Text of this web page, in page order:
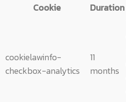
Cookie
Duration
cookielawinfo-
checkbox-analytics
11
months